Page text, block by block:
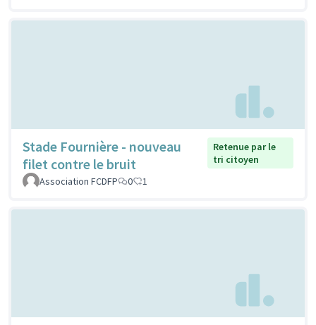
Stade Fournière - nouveau
filet contre le bruit
Retenue par le
tri citoyen
Association FCDFP
0 1